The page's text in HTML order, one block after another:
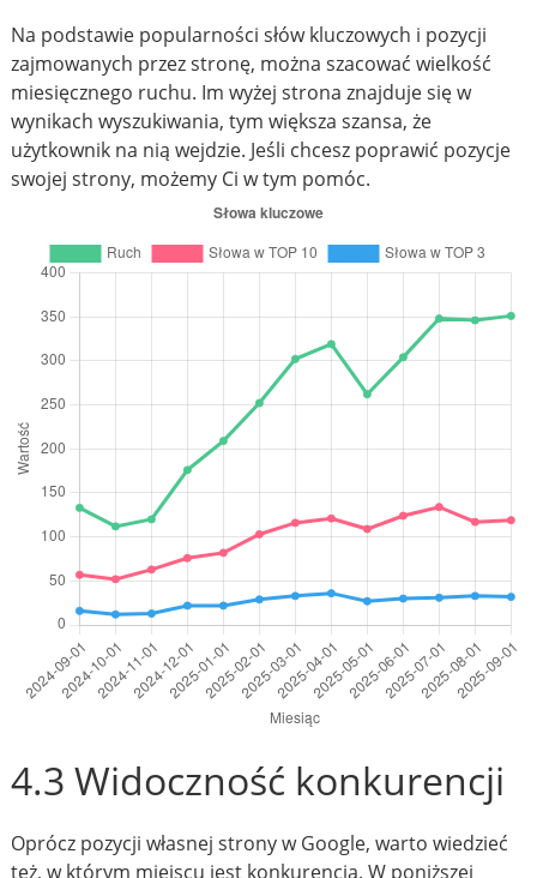
Na podstawie popularności słów kluczowych i pozycji
zajmowanych przez stronę, można szacować wielkość
miesięcznego ruchu. Im wyżej strona znajduje się w
wynikach wyszukiwania, tym większa szansa, że
użytkownik na nią wejdzie. Jeśli chcesz poprawić pozycje
swojej strony, możemy Ci w tym pomóc.
4.3 Widoczność konkurencji
Oprócz pozycji własnej strony w Google, warto wiedzieć
też, w którym miejscu jest konkurencja. W poniższej